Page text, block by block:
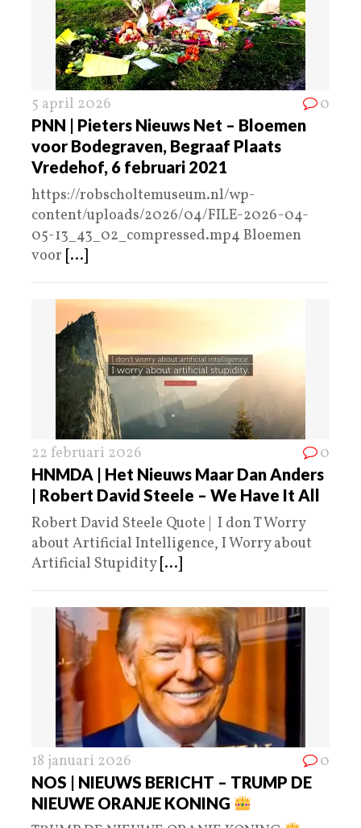
5 april 2026 0
PNN | Pieters Nieuws Net – Bloemen
voor Bodegraven, Begraaf Plaats
Vredehof, 6 februari 2021
https://robscholtemuseum.nl/wp-
content/uploads/2026/04/FILE-2026-04-
05-13_43_02_compressed.mp4 Bloemen
voor [...]
22 februari 2026 0
HNMDA | Het Nieuws Maar Dan Anders
| Robert David Steele – We Have It All
Robert David Steele Quote | I don T Worry
about Artificial Intelligence, I Worry about
Artificial Stupidity [...]
18 januari 2026 0
NOS | NIEUWS BERICHT – TRUMP DE
NIEUWE ORANJE KONING